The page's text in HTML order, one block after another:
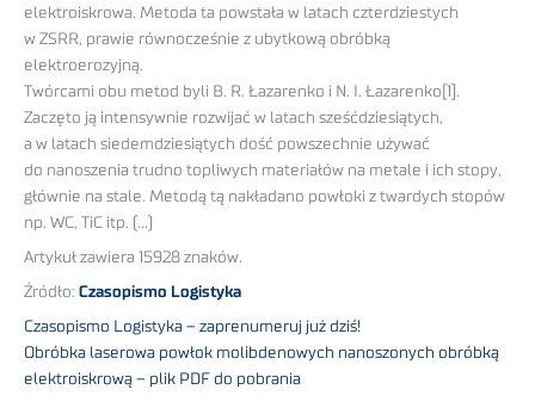
elektroiskrowa. Metoda ta powstała w latach czterdziestych
w ZSRR, prawie równocześnie z ubytkową obróbką
elektroerozyjną.
Twórcami obu metod byli B. R. Łazarenko i N. I. Łazarenko[1].
Zaczęto ją intensywnie rozwijać w latach sześćdziesiątych,
a w latach siedemdziesiątych dość powszechnie używać
do nanoszenia trudno topliwych materiałów na metale i ich stopy,
głównie na stale. Metodą tą nakładano powłoki z twardych stopów
np. WC, TiC itp. (…)
Artykuł zawiera 15928 znaków.
Źródło: Czasopismo Logistyka
Czasopismo Logistyka – zaprenumeruj już dziś!
Obróbka laserowa powłok molibdenowych nanoszonych obróbką
elektroiskrową – plik PDF do pobrania